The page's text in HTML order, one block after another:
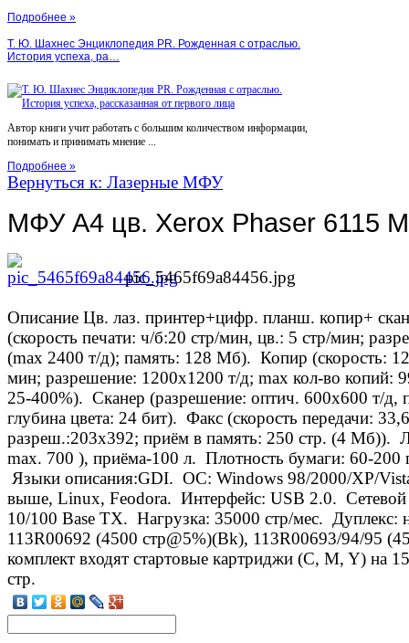
Подробнее »
Т. Ю. Шахнес Энциклопедия PR. Рожденная с отраслью.
История успеха, ра…
Автор книги учит работать с большим количеством информации,
понимать и принимать мнение ...
Подробнее »
Вернуться к: Лазерные МФУ
МФУ А4 цв. Xerox Phaser 6115
pic_5465f69a84456.jpg
Описание Цв. лаз. принтер+цифр. планш. копир+
(скорость печати: ч/б:20 стр/мин, цв.: 5 стр/мин;
(max 2400 т/д); память: 128 Мб). Копир (скорость:
мин; разрешение: 1200х1200 т/д; max кол-во копий:
25-400%). Сканер (разрешение: оптич. 600х600 т/д,
глубина цвета: 24 бит). Факс (скорость передачи:
разреш.:203х392; приём в память: 250 стр. (4 Мб)).
max. 700 ), приёма-100 л. Плотность бумаги: 60-
Языки описания:GDI. ОС: Windows 98/2000/XP/
выше, Linux, Feodora. Интерфейс: USB 2.0. Сетевой
10/100 Base TX. Нагрузка: 35000 стр/мес. Дуплекс:
113R00692 (4500 стр@5%)(Bk), 113R00693/94/95
комплект входят стартовые картриджи (C, M, Y) на
стр.